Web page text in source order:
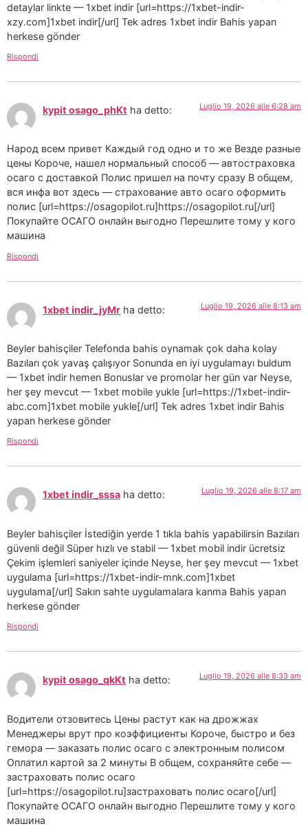
detaylar linkte — 1xbet indir [url=https://1xbet-indir-
xzy.com]1xbet indir[/url] Tek adres 1xbet indir Bahis yapan
herkese gönder
Rispondi
kypit osago_phKt ha detto: Luglio 19, 2026 alle 6:28 am
Народ всем привет Каждый год одно и то же Везде разные
цены Короче, нашел нормальный способ — автостраховка
осаго с доставкой Полис пришел на почту сразу В общем,
вся инфа вот здесь — страхование авто осаго оформить
полис [url=https://osagopilot.ru]https://osagopilot.ru[/url]
Покупайте ОСАГО онлайн выгодно Перешлите тому у кого
машина
Rispondi
1xbet indir_jyMr ha detto: Luglio 19, 2026 alle 8:13 am
Beyler bahisçiler Telefonda bahis oynamak çok daha kolay
Bazıları çok yavaş çalışıyor Sonunda en iyi uygulamayı buldum
— 1xbet indir hemen Bonuslar ve promolar her gün var Neyse,
her şey mevcut — 1xbet mobile yukle [url=https://1xbet-indir-
abc.com]1xbet mobile yukle[/url] Tek adres 1xbet indir Bahis
yapan herkese gönder
Rispondi
1xbet indir_sssa ha detto: Luglio 19, 2026 alle 8:17 am
Beyler bahisçiler İstediğin yerde 1 tıkla bahis yapabilirsin Bazıları
güvenli değil Süper hızlı ve stabil — 1xbet mobil indir ücretsiz
Çekim işlemleri saniyeler içinde Neyse, her şey mevcut — 1xbet
uygulama [url=https://1xbet-indir-mnk.com]1xbet
uygulama[/url] Sakın sahte uygulamalara kanma Bahis yapan
herkese gönder
Rispondi
kypit osago_qkKt ha detto: Luglio 19, 2026 alle 8:33 am
Водители отзовитесь Цены растут как на дрожжах
Менеджеры врут про коэффициенты Короче, быстро и без
гемора — заказать полис осаго с электронным полисом
Оплатил картой за 2 минуты В общем, сохраняйте себе —
застраховать полис осаго
[url=https://osagopilot.ru]застраховать полис осаго[/url]
Покупайте ОСАГО онлайн выгодно Перешлите тому у кого
машина